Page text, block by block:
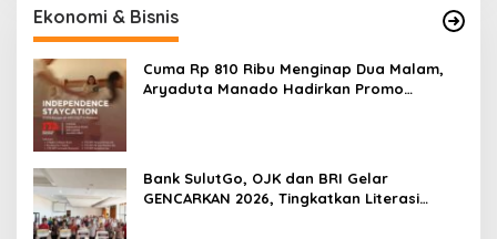
Ekonomi & Bisnis
Cuma Rp 810 Ribu Menginap Dua Malam,
Aryaduta Manado Hadirkan Promo
Bank SulutGo, OJK dan BRI Gelar
GENCARKAN 2026, Tingkatkan Literasi